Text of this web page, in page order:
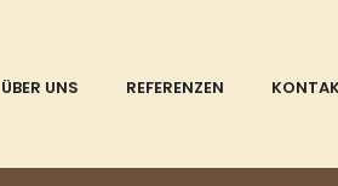
ÜBER UNS REFERENZEN